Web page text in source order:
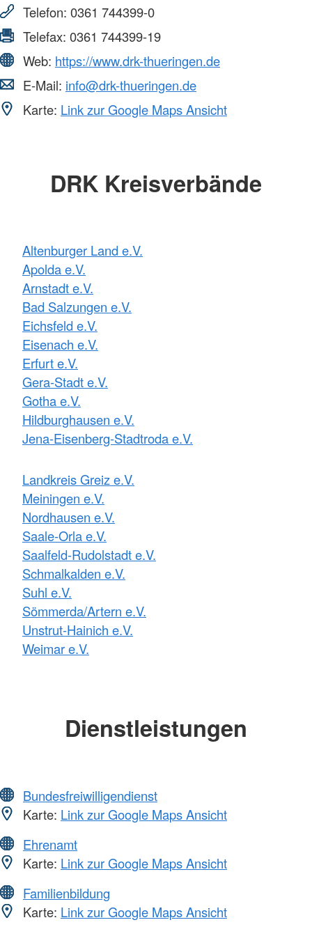
Telefon: 0361 744399-0
Telefax: 0361 744399-19
Web: https://www.drk-thueringen.de
E-Mail: info@drk-thueringen.de
Karte: Link zur Google Maps Ansicht
DRK Kreisverbände
Altenburger Land e.V.
Apolda e.V.
Arnstadt e.V.
Bad Salzungen e.V.
Eichsfeld e.V.
Eisenach e.V.
Erfurt e.V.
Gera-Stadt e.V.
Gotha e.V.
Hildburghausen e.V.
Jena-Eisenberg-Stadtroda e.V.
Landkreis Greiz e.V.
Meiningen e.V.
Nordhausen e.V.
Saale-Orla e.V.
Saalfeld-Rudolstadt e.V.
Schmalkalden e.V.
Suhl e.V.
Sömmerda/Artern e.V.
Unstrut-Hainich e.V.
Weimar e.V.
Dienstleistungen
Bundesfreiwilligendienst
Karte: Link zur Google Maps Ansicht
Ehrenamt
Karte: Link zur Google Maps Ansicht
Familienbildung
Karte: Link zur Google Maps Ansicht